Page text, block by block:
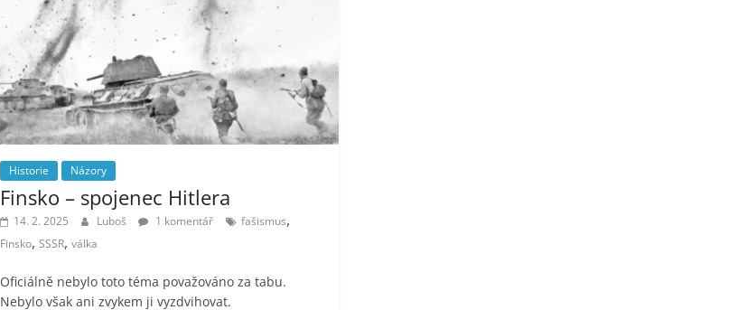
Historie Názory
Finsko – spojenec Hitlera
14. 2. 2025 Luboš 1 komentář fašismus,
Finsko,SSSR,válka
Oficiálně nebylo toto téma považováno za tabu.
Nebylo však ani zvykem ji vyzdvihovat.